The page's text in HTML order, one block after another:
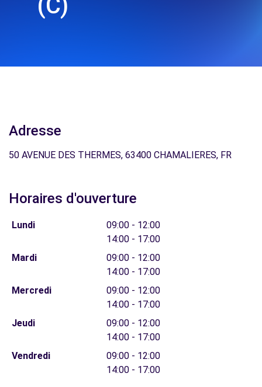
(C)
Adresse
50 AVENUE DES THERMES, 63400 CHAMALIERES, FR
Horaires d'ouverture
Lundi
09:00 - 12:00
14:00 - 17:00
Mardi
09:00 - 12:00
14:00 - 17:00
Mercredi
09:00 - 12:00
14:00 - 17:00
Jeudi
09:00 - 12:00
14:00 - 17:00
Vendredi
09:00 - 12:00
14:00 - 17:00